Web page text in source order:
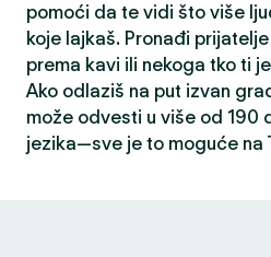
pomoći da te vidi što više
koje lajkaš. Pronađi
prema kavi ili nekoga tko ti
Ako odlaziš na put izvan
može odvesti u više od 190
jezika—sve je to moguće na